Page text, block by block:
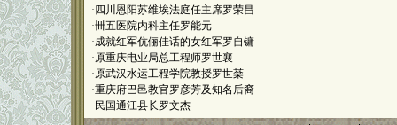
· 四川恩阳苏维埃法庭任主席罗荣昌
·卌五医院内科主任罗能元
·成就红军伉俪佳话的女红军罗自镛
·原重庆电业局总工程师罗世襄
·原武汉水运工程学院教授罗世棻
·重庆府巴邑教官罗彦芳及知名后裔
· 民国通江县长罗文杰